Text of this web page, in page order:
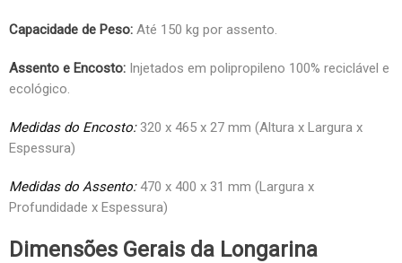
Capacidade de Peso: Até 150 kg por assento.
Assento e Encosto: Injetados em polipropileno 100% reciclável e
ecológico.
Medidas do Encosto:320 x 465 x 27 mm (Altura x Largura x
Espessura)
Medidas do Assento:470 x 400 x 31 mm (Largura x
Profundidade x Espessura)
Dimensões Gerais da Longarina